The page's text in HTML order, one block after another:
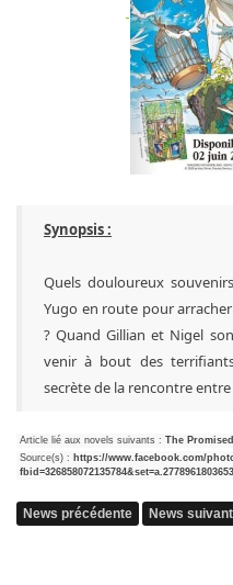
Synopsis :
Quels douloureux
Yugo en route pour
? Quand Gillian et Nigel
venir à bout des
secrète de la rencontre
Article lié aux novels suivants : The
Source(s) : https://www.facebook.com/
News précédente News